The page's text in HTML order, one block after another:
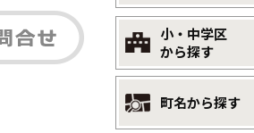
小・中学区
から探す
町名から探す